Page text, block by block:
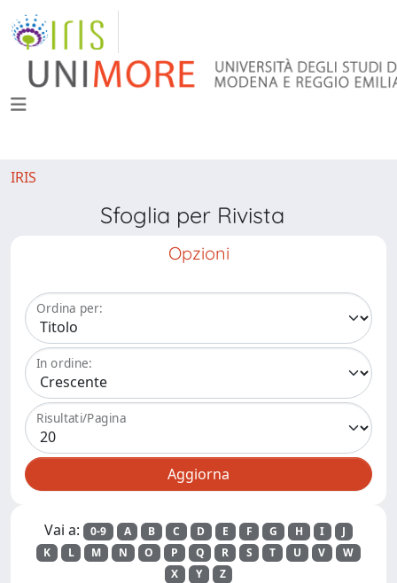
IRIS
Sfoglia per Rivista
Opzioni
Ordina per:
In ordine:
Risultati/Pagina
Vai a: 0-9 A B C D E F G H I
J
K
L M N O P Q R S T U V
W
X
Y Z